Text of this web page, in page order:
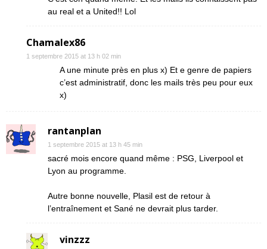
au real et a United!! Lol
Chamalex86
1 septembre 2015 at 13 h 02 min
A une minute près en plus x) Et e genre de papiers
c’est administratif, donc les mails très peu pour eux
x)
rantanplan
1 septembre 2015 at 13 h 45 min
sacré mois encore quand même : PSG, Liverpool et
Lyon au programme.
Autre bonne nouvelle, Plasil est de retour à
l’entraînement et Sané ne devrait plus tarder.
vinzzz